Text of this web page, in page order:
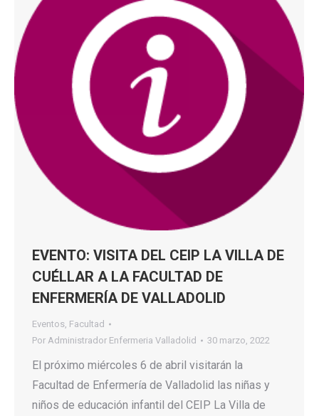
EVENTO: VISITA DEL CEIP LA VILLA DE
CUÉLLAR A LA FACULTAD DE
ENFERMERÍA DE VALLADOLID
Eventos, Facultad
Por Administrador Enfermeria Valladolid 30 marzo, 2022
El próximo miércoles 6 de abril visitarán la
Facultad de Enfermería de Valladolid las niñas y
niños de educación infantil del CEIP La Villa de